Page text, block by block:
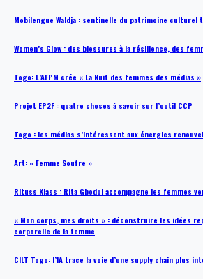
Mobilengue Waldja : sentinelle du patrimoine culturel
Women’s Glow : des blessures à la résilience, des
Togo: L’AFPM crée « La Nuit des femmes des médias »
Projet EP2F : quatre choses à savoir sur l’outil CCP
Togo : les médias s’intéressent aux énergies
Art: « Femme Soufre »
Rituss Klass : Rita Gbodui accompagne les femmes
« Mon corps, mes droits » : déconstruire les idées
corporelle de la femme
CILT Togo: l’IA trace la voie d’une supply chain plus